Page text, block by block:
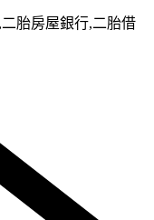
胎房屋銀行,二胎借